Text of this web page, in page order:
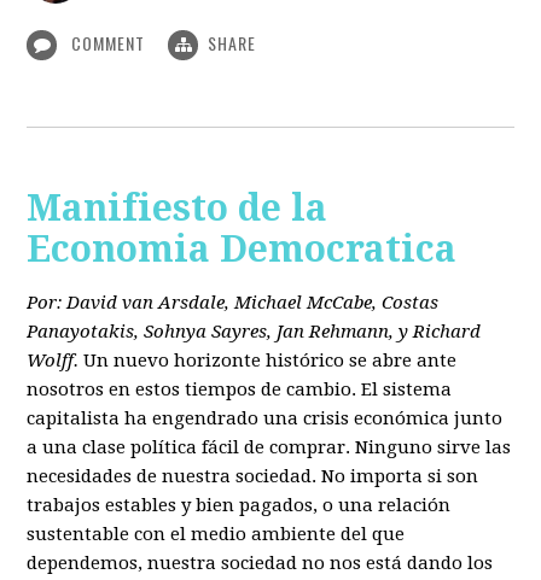
COMMENT SHARE
Manifiesto de la
Economia Democratica
Por: David van Arsdale, Michael McCabe, Costas
Panayotakis, Sohnya Sayres, Jan Rehmann, y Richard
Wolff. Un nuevo horizonte histórico se abre ante
nosotros en estos tiempos de cambio. El sistema
capitalista ha engendrado una crisis económica junto
a una clase política fácil de comprar. Ninguno sirve las
necesidades de nuestra sociedad. No importa si son
trabajos estables y bien pagados, o una relación
sustentable con el medio ambiente del que
dependemos, nuestra sociedad no nos está dando los